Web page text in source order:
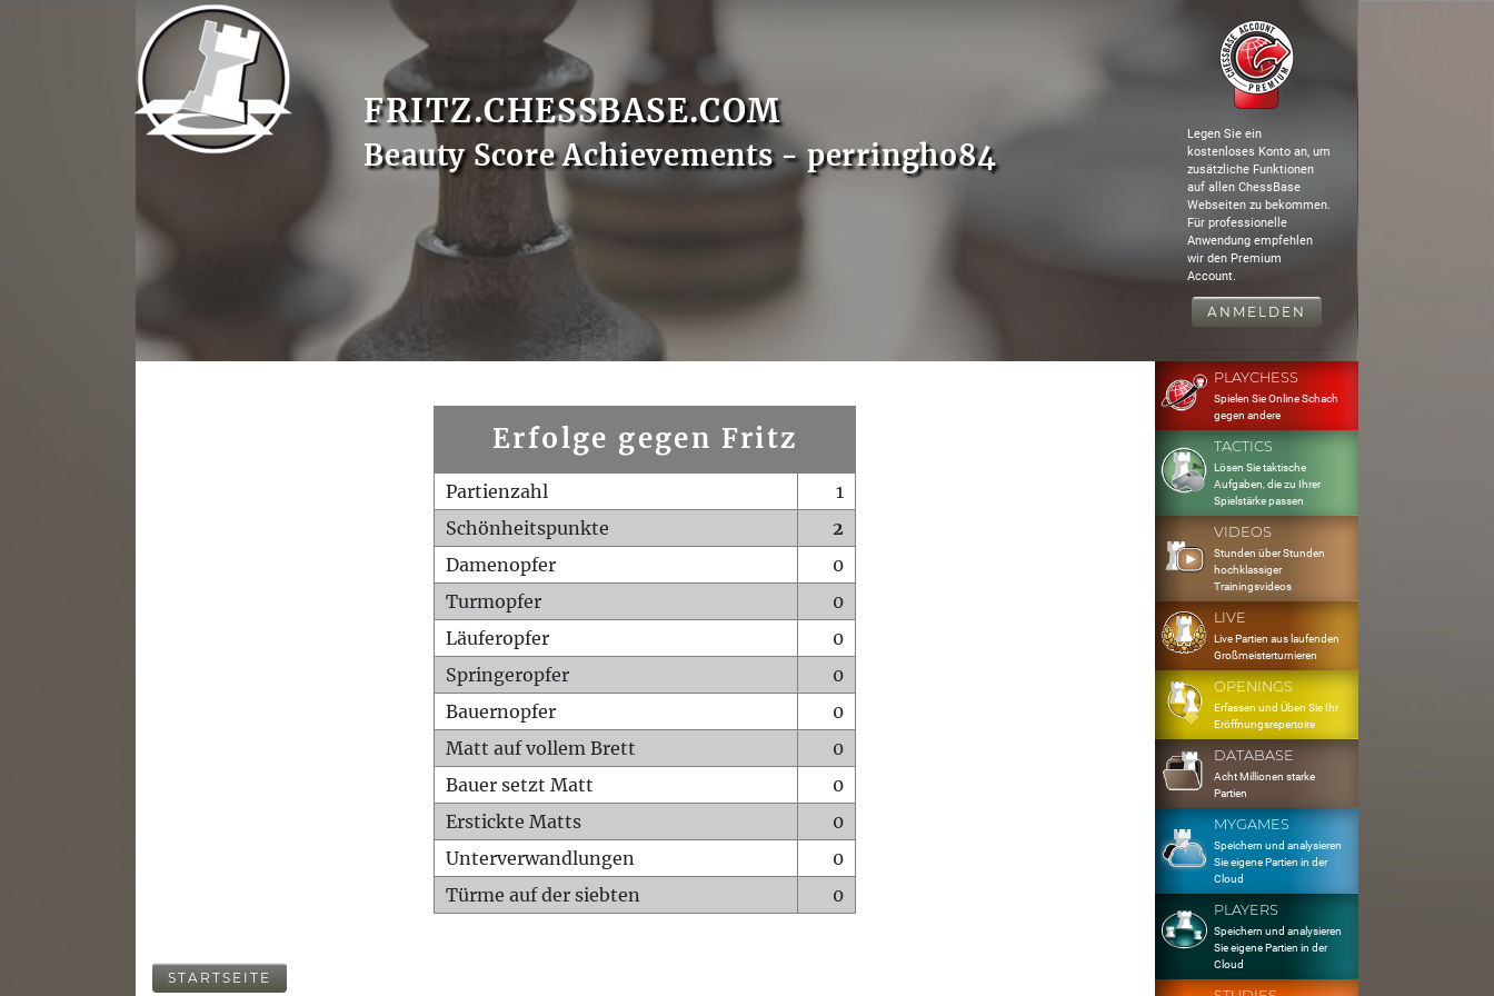
FRITZ.CHESSBASE.COM
Beauty Score Achievements - perringho84
Legen Sie ein
kostenloses Konto an, um
zusätzliche Funktionen
auf allen ChessBase
Webseiten zu bekommen.
Für professionelle
Anwendung empfehlen
wir den Premium
Account.
ANMELDEN
Erfolge gegen Fritz
Partienzahl
1
Schönheitspunkte
2
Damenopfer
0
Turmopfer
0
Läuferopfer
0
Springeropfer
0
Bauernopfer
0
Matt auf vollem Brett
0
Bauer setzt Matt
0
Erstickte Matts
0
Unterverwandlungen
0
Türme auf der siebten
0
STARTSEITE
PLAYCHESS
Spielen Sie Online Schach
gegen andere
TACTICS
Lösen Sie taktische
Aufgaben, die zu Ihrer
Spielstärke passen
VIDEOS
Stunden über Stunden
hochklassiger
Trainingsvideos
LIVE
Live Partien aus laufenden
Großmeisterturnieren
OPENINGS
Erfassen und Üben Sie Ihr
Eröffnungsrepertoire
DATABASE
Acht Millionen starke
Partien
MYGAMES
Speichern und analysieren
Sie eigene Partien in der
Cloud
PLAYERS
Speichern und analysieren
Sie eigene Partien in der
Cloud